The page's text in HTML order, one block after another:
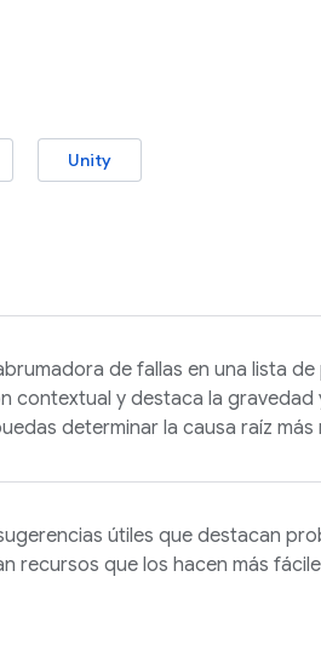
Unity
de fallas en una lista de
contextual y destaca la gravedad
determinar la causa raíz más
útiles que destacan
recursos que los hacen más